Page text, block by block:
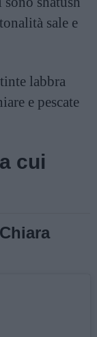
sale e
labbra
e pescate
cui